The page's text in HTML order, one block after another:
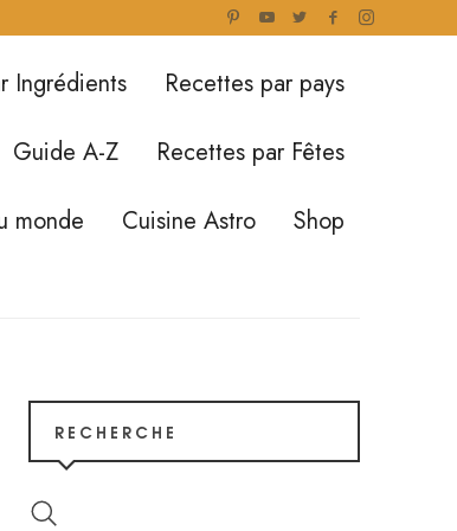
Ingrédients
Recettes par pays
Guide A-Z
Recettes par Fêtes
monde Cuisine Astro Shop
RECHERCHE